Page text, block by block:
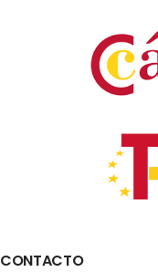
CONTACTO